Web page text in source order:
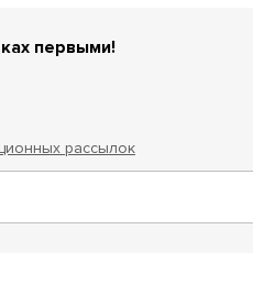
первыми!
рассылок